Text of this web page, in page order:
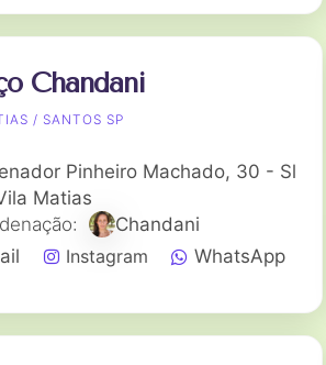
Chandani
/ SANTOS SP
Pinheiro Machado, 30 - Sl
Matias
Chandani
Instagram WhatsApp